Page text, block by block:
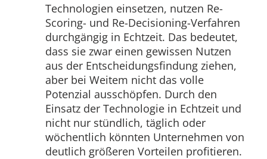
Technologien einsetzen, nutzen Re-
Scoring- und Re-Decisioning-Verfahren
durchgängig in Echtzeit. Das bedeutet,
dass sie zwar einen gewissen Nutzen
aus der Entscheidungsfindung ziehen,
aber bei Weitem nicht das volle
Potenzial ausschöpfen. Durch den
Einsatz der Technologie in Echtzeit und
nicht nur stündlich, täglich oder
wöchentlich könnten Unternehmen von
deutlich größeren Vorteilen profitieren.